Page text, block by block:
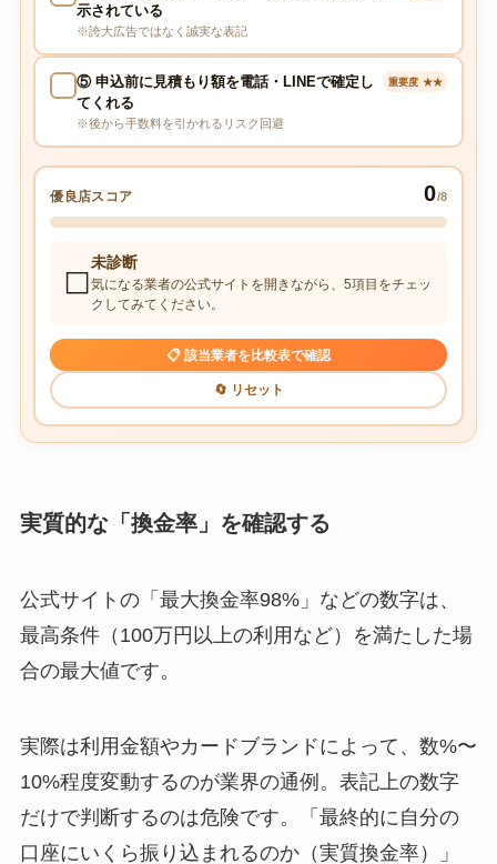
示されている
※誇大広告ではなく誠実な表記
⑤ 申込前に見積もり額を電話・LINEで確定し
てくれる
※後から手数料を引かれるリスク回避
重要度 ★★
優良店スコア 0/8
⬜
未診断
気になる業者の公式サイトを開きながら、5項目をチェッ
クしてみてください。
📋 該当業者を比較表で確認
🔄 リセット
実質的な「換金率」を確認する
公式サイトの「最大換金率98%」などの数字は、
最高条件（100万円以上の利用など）を満たした場
合の最大値です。
実際は利用金額やカードブランドによって、数%〜
10%程度変動するのが業界の通例。表記上の数字
だけで判断するのは危険です。「最終的に自分の
口座にいくら振り込まれるのか（実質換金率）」